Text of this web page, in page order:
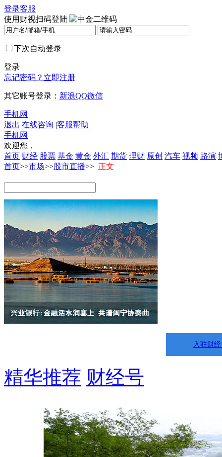
登录客服
使用财视扫码登陆
下次自动登录
登录
忘记密码？ 立即注册
其它账号登录： 新浪QQ微信
手机网
退出 在线咨询 |客服帮助
手机网
欢迎您，
首页 财经 股票 基金 黄金 外汇 期货 理财 原创 汽车 视频 路演
首页>>市场>>股市直播>> 正文
入驻财
精华推荐 财经号